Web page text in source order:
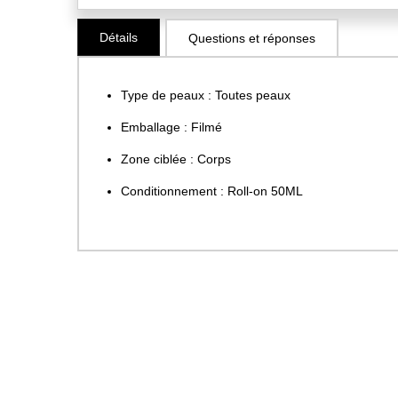
Skip
the
Détails
Type de peaux : Toutes peaux
Emballage : Filmé
Zone ciblée : Corps
Conditionnement : Roll-on 50ML
Questions et réponses